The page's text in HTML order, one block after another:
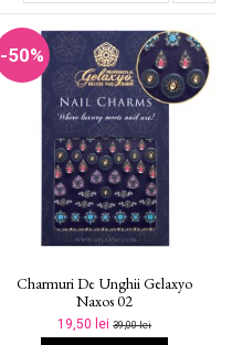
-50%
Charmuri De Unghii Gelaxyo
Naxos 02
19,50 lei39,00 lei